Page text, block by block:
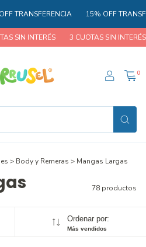
15% OFF
3 CUOTAS SIN INTERÉS 3
0
> Body y Remeras > Mangas Largas
78 productos
Ordenar por:
Más vendidos